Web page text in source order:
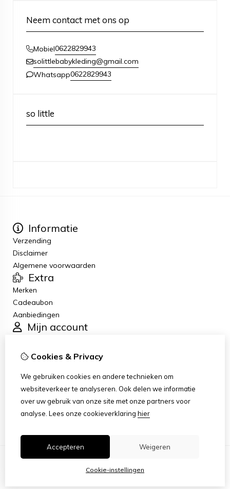
Neem contact met ons op
Mobiel0622829943
solittlebabykleding@gmail.com
Whatsapp0622829943
so little
Informatie
Verzending
Disclaimer
Algemene voorwaarden
Extra
Merken
Cadeaubon
Aanbiedingen
Mijn account
Bestelhistorie
Klantenservice
Contact
Retourneren
Sitemap
Cookies & Privacy
We gebruiken cookies en andere technieken om
websiteverkeer te analyseren. Ook delen we informatie
over uw gebruik van onze site met onze partners voor
analyse. Lees onze cookieverklaring hier
Accepteren Weigeren
Cookie-instellingen